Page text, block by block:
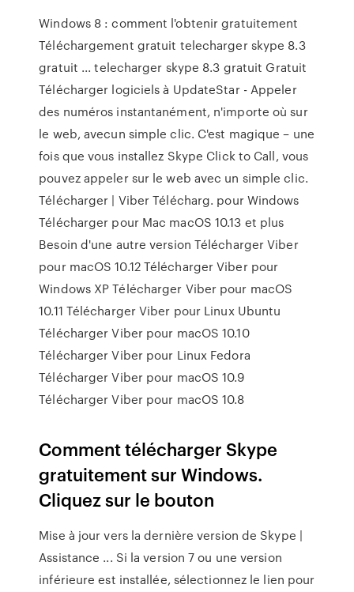
Windows 8 : comment l'obtenir gratuitement
Téléchargement gratuit telecharger skype 8.3
gratuit ... telecharger skype 8.3 gratuit Gratuit
Télécharger logiciels à UpdateStar - Appeler
des numéros instantanément, n'importe où sur
le web, avecun simple clic. C'est magique – une
fois que vous installez Skype Click to Call, vous
pouvez appeler sur le web avec un simple clic.
Télécharger | Viber Télécharg. pour Windows
Télécharger pour Mac macOS 10.13 et plus
Besoin d'une autre version Télécharger Viber
pour macOS 10.12 Télécharger Viber pour
Windows XP Télécharger Viber pour macOS
10.11 Télécharger Viber pour Linux Ubuntu
Télécharger Viber pour macOS 10.10
Télécharger Viber pour Linux Fedora
Télécharger Viber pour macOS 10.9
Télécharger Viber pour macOS 10.8
Comment télécharger Skype
gratuitement sur Windows.
Cliquez sur le bouton
Mise à jour vers la dernière version de Skype |
Assistance ... Si la version 7 ou une version
inférieure est installée, sélectionnez le lien pour